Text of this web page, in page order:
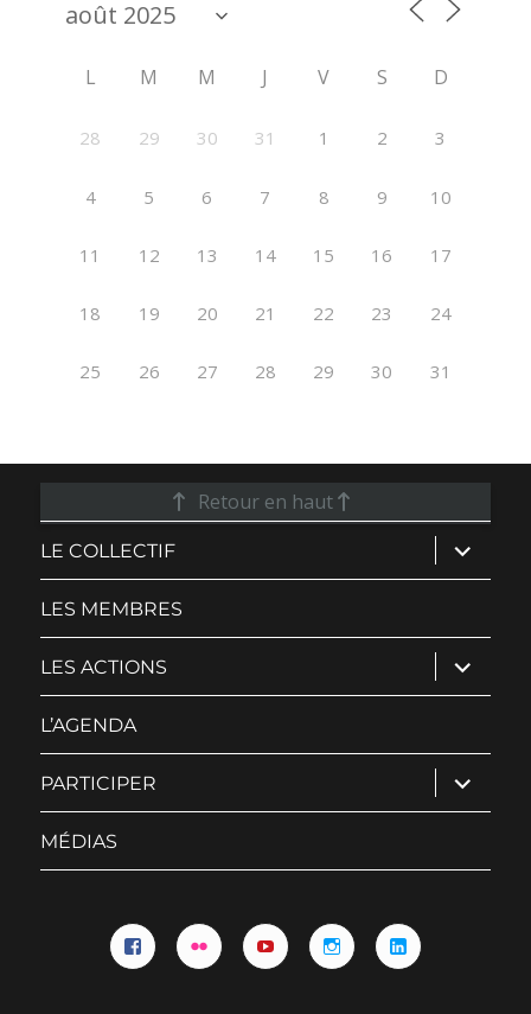
L M M J V S D
28 29 30 31 1 2 3
4 5 6 7 8 9 10
11 12 13 14 15 16 17
18 19 20 21 22 23 24
25 26 27 28 29 30 31
Retour en haut
LE COLLECTIF ouvrir
le
sous-
LES MEMBRES
LES ACTIONS ouvrir
le
sous-
L’AGENDA
PARTICIPER ouvrir
le
sous-
MÉDIAS